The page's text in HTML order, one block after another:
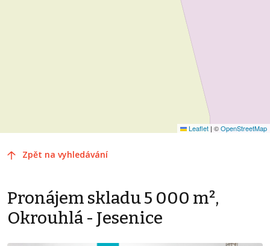
Leaflet | ©OpenStreetMap
Zpět na vyhledávání
Pronájem skladu 5 000 m²,
Okrouhlá - Jesenice